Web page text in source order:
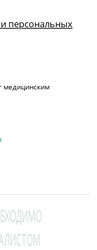
персональных
медицинским